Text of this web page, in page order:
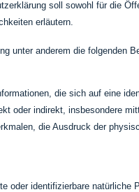
soll sowohl für die
erläutern.
unter anderem die folgenden
die sich auf eine
oder indirekt, insbesondere
die Ausdruck der
oder identifizierbare natürliche